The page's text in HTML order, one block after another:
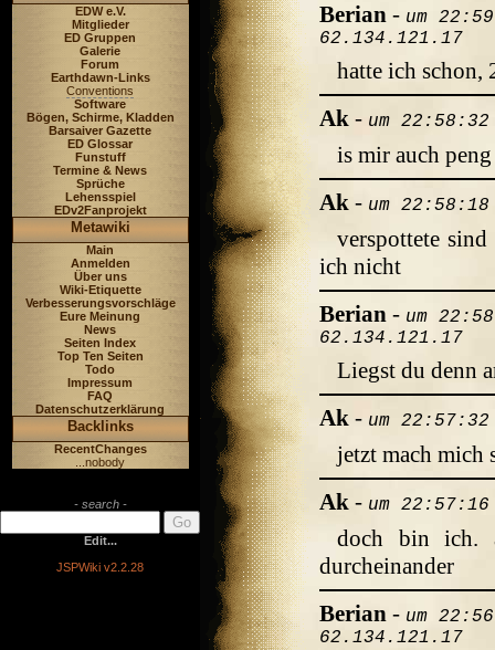
EDW e.V.
Mitglieder
ED Gruppen
Galerie
Forum
Earthdawn-Links
Conventions
Software
Bögen, Schirme, Kladden
Barsaiver Gazette
ED Glossar
Funstuff
Termine & News
Sprüche
Lehensspiel
EDv2Fanprojekt
Metawiki
Main
Anmelden
Über uns
Wiki-Etiquette
Verbesserungsvorschläge
Eure Meinung
News
Seiten Index
Top Ten Seiten
Todo
Impressum
FAQ
Datenschutzerklärung
Backlinks
RecentChanges
...nobody
- search -
Edit...
JSPWiki v2.2.28
Berian - um
62.134.121.17
hatte ich schon,
Ak - um
is mir auch
Ak - um
verspottete
ich nicht
Berian - um
62.134.121.17
Liegst du denn
Ak - um
jetzt mach mich
Ak - um
doch bin ich.
durcheinander
Berian - um
62.134.121.17